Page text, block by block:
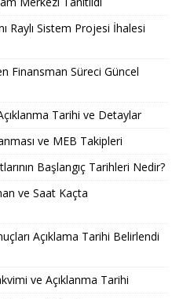
Raylı Sistem Projesi İhalesi
Finansman Süreci Güncel
Tarihi ve Detaylar
ve MEB Takipleri
Başlangıç Tarihleri Nedir?
ve Saat Kaçta
Açıklama Tarihi Belirlendi
ve Açıklanma Tarihi